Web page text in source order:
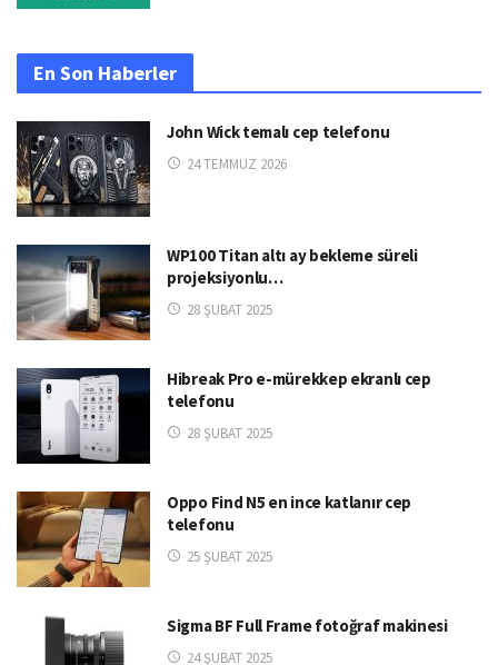
En Son Haberler
John Wick temalı cep telefonu
24 TEMMUZ 2026
WP100 Titan altı ay bekleme süreli
projeksiyonlu…
28 ŞUBAT 2025
Hibreak Pro e-mürekkep ekranlı cep
telefonu
28 ŞUBAT 2025
Oppo Find N5 en ince katlanır cep
telefonu
25 ŞUBAT 2025
Sigma BF Full Frame fotoğraf makinesi
24 ŞUBAT 2025